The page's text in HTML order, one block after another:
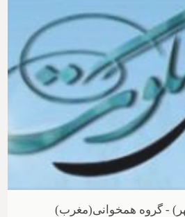
- گروه همخوانی(مغرب)